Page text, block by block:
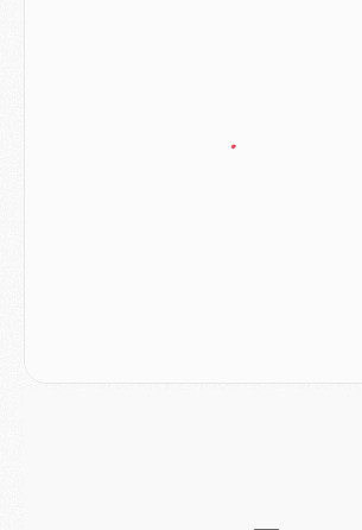
- Le transfert de Kolo Muani à la